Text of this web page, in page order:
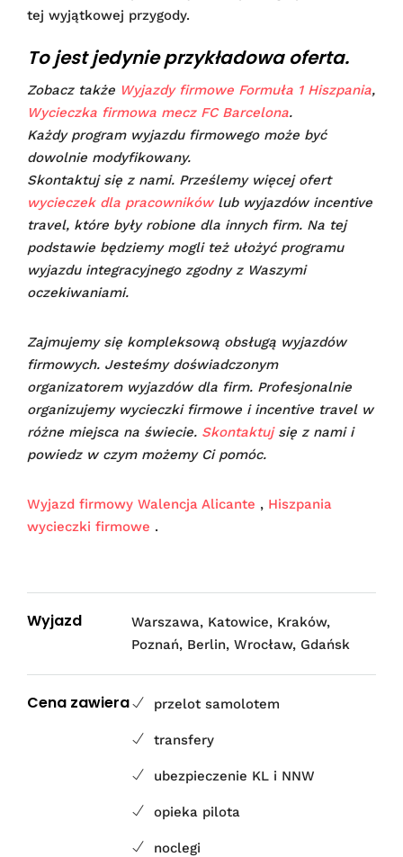
tej wyjątkowej przygody.
To jest jedynie przykładowa oferta.
Zobacz także Wyjazdy firmowe Formuła 1 Hiszpania,
Wycieczka firmowa mecz FC Barcelona.
Każdy program wyjazdu firmowego może być
dowolnie modyfikowany.
Skontaktuj się z nami. Prześlemy więcej ofert
wycieczek dla pracownikówlub wyjazdów incentive
travel, które były robione dla innych firm. Na tej
podstawie będziemy mogli też ułożyć programu
wyjazdu integracyjnego zgodny z Waszymi
oczekiwaniami.
Zajmujemy się kompleksową obsługą wyjazdów
firmowych. Jesteśmy doświadczonym
organizatorem wyjazdów dla firm. Profesjonalnie
organizujemy wycieczki firmowe i incentive travel w
różne miejsca na świecie. Skontaktujsię z nami i
powiedz w czym możemy Ci pomóc.
Wyjazd firmowy Walencja Alicante , Hiszpania
wycieczki firmowe .
Wyjazd
Warszawa, Katowice, Kraków,
Poznań, Berlin, Wrocław, Gdańsk
Cena zawiera przelot samolotem
transfery
ubezpieczenie KL i NNW
opieka pilota
noclegi